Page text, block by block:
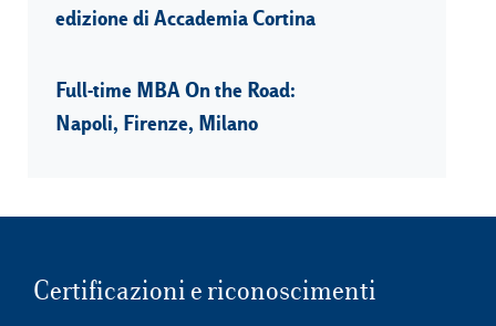
edizione di Accademia Cortina
Full-time MBA On the Road:
Napoli, Firenze, Milano
Certificazioni e riconoscimenti